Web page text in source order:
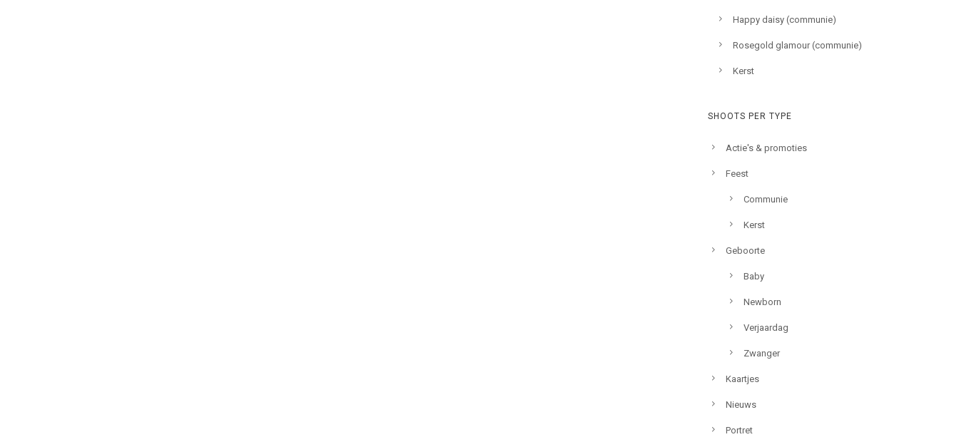
Happy daisy (communie)
Rosegold glamour (communie)
Kerst
SHOOTS PER TYPE
Actie's & promoties
Feest
Communie
Kerst
Geboorte
Baby
Newborn
Verjaardag
Zwanger
Kaartjes
Nieuws
Portret